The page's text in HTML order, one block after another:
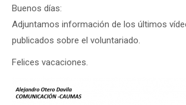
Buenos días:
Adjuntamos información de los últimos
publicados sobre el voluntariado.
Felices vacaciones.